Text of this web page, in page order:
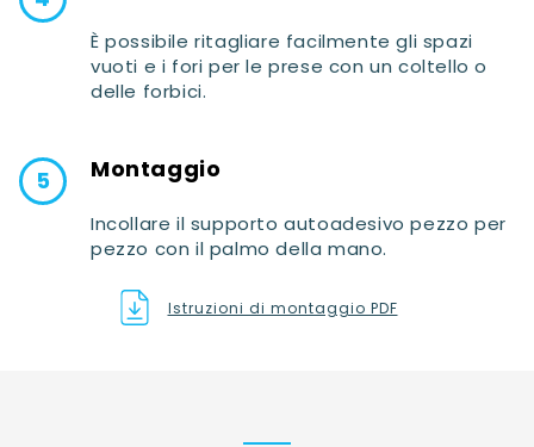
È possibile ritagliare facilmente gli spazi
vuoti e i fori per le prese con un coltello o
delle forbici.
Montaggio
Incollare il supporto autoadesivo pezzo per
pezzo con il palmo della mano.
Istruzioni di montaggio PDF